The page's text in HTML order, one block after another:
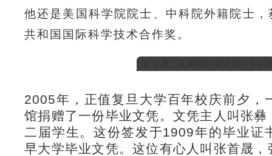
他还是美国科学院院士、中科院外籍院士
共和国国际科学技术合作奖。
2005年，正值复旦大学百年校庆前夕，
馆捐赠了一份毕业文凭。文凭主人叫张
二届学生。这份签发于1909年的毕业证
早大学毕业文凭。这位有心人叫张首晟